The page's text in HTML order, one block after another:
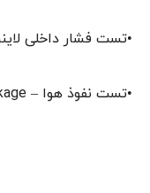
•تست فشار داخلی
•تست نفوذ هوا – Air Leakage